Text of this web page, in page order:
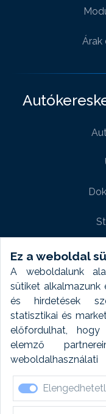
Ez a weboldal
A weboldalunk
sütiket
és hirdetések
statisztikai és
előfordulhat,
elemző
forrásokból gyűjtött
elfogadásával
ezen adatokat 6
Árak